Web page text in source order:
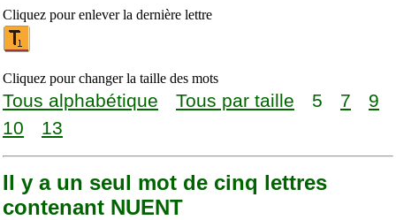
Cliquez pour enlever la dernière lettre
Cliquez pour changer la taille des mots
Tous alphabétique Tous par taille 5 7
9
10
13
Il y a un seul mot de cinq lettres
contenant NUENT